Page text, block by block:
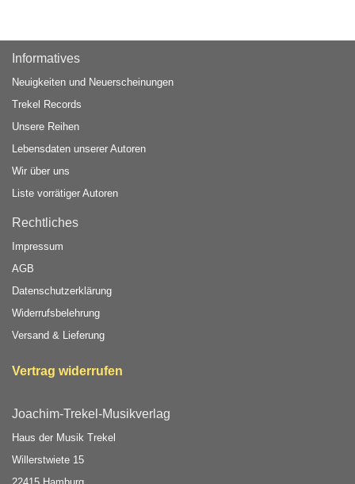
Informatives
Neuigkeiten und Neuerscheinungen
Trekel Records
Unsere Reihen
Lebensdaten unserer Autoren
Wir über uns
Liste vorrätiger Autoren
Rechtliches
Impressum
AGB
Datenschutzerklärung
Widerrufsbelehrung
Versand & Lieferung
Vertrag widerrufen
Joachim-Trekel-Musikverlag
Haus der Musik Trekel
Willerstwiete 15